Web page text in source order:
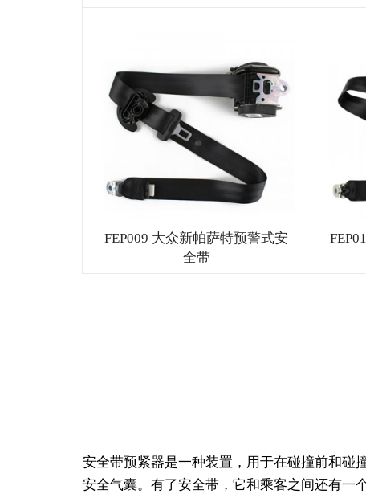
FEP009 大众新帕萨特预警式安
全带
安全带预紧器是一种装置，用于在碰撞前和碰
安全气囊。有了安全带，它和乘客之间还有一